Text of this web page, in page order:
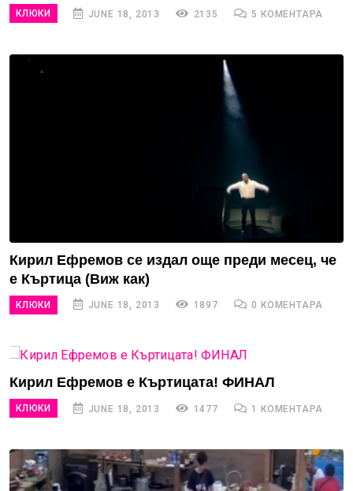
КЛЮКИ JUNE 18, 2013 2135 5 КОМЕНТАРА
Кирил Ефремов се издал още преди месец, че
е Къртица (Виж как)
КЛЮКИ JUNE 18, 2013 1897 0 КОМЕНТАРА
Кирил Ефремов е Къртицата! ФИНАЛ
КЛЮКИ JUNE 18, 2013 1477 1 КОМЕНТАРА